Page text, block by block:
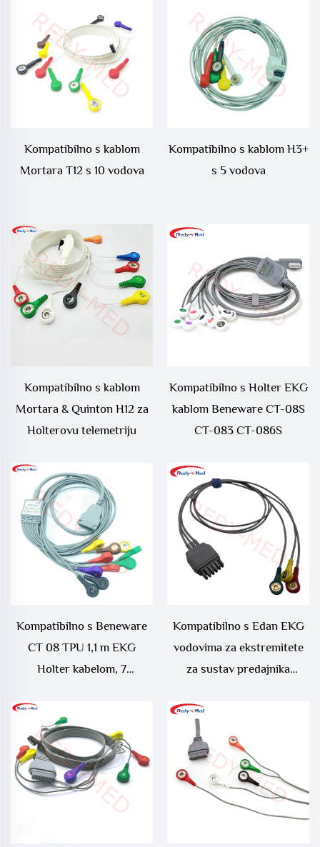
Kompatibilno s kablom
Mortara T12 s 10 vodova
Kompatibilno s kablom H3+
s 5 vodova
Kompatibilno s kablom
Mortara & Quinton H12 za
Holterovu telemetriju
Kompatibilno s Holter EKG
kablom Beneware CT-08S
CT-083 CT-086S
Kompatibilno s Beneware
CT 08 TPU 1,1 m EKG
Holter kabelom, 7
Kompatibilno s Edan EKG
vodovima za ekstremitete
za sustav predajnika